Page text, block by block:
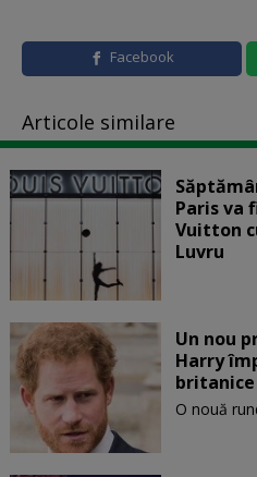
Facebook
Articole similare
Paris va
Vuitton
Luvru
Un nou
Harry
britanice
O nouă